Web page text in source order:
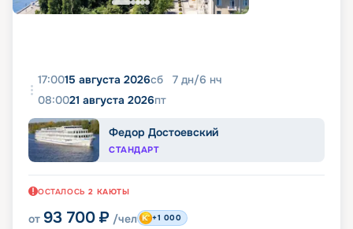
17:0015 августа 2026сб 7 дн/6 нч
08:0021 августа 2026пт
Федор Достоевский
СТАНДАРТ
ОСТАЛОСЬ 2 КАЮТЫ
от 93 700 ₽ /чел +1 000